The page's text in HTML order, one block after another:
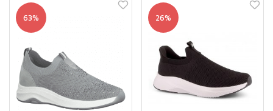
63% 26%